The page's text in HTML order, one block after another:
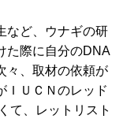
ど、ウナギの研
た際に自分のDNA
々、取材の依頼が
ＩＵＣＮのレッド
て、レットリスト